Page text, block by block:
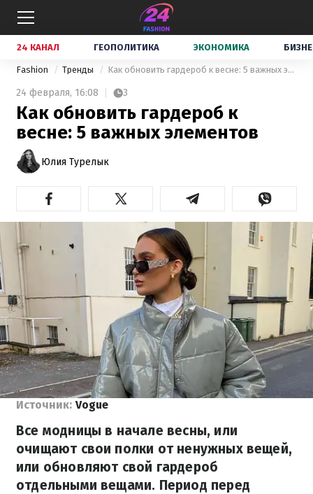
24 КАНАЛ ГЕОПОЛИТИКА ЭКОНОМИКА
Fashion Тренды Как обновить гардероб к весне: 5 важных элементов
24 февраля, 16:08 3
Как обновить гардероб к
весне: 5 важных элементов
Юлия Турелык
Источник: Vogue
Все модницы в начале весны, или
очищают свои полки от ненужных вещей,
или обновляют свой гардероб
отдельными вещами. Период перед